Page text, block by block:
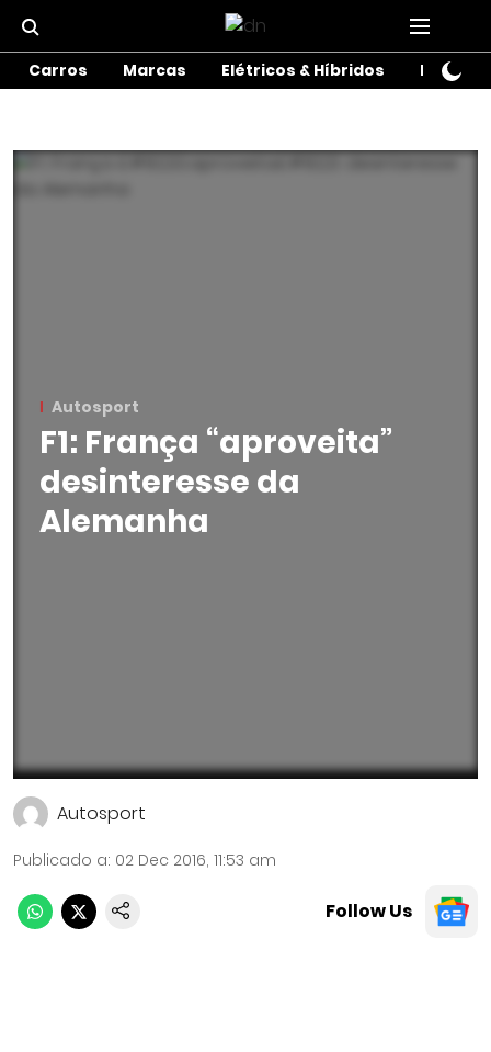
Carros Marcas Elétricos & Híbridos Motos
Autosport
F1: França “aproveita”
desinteresse da
Alemanha
Autosport
Publicado a: 02 Dec 2016, 11:53 am
Follow Us